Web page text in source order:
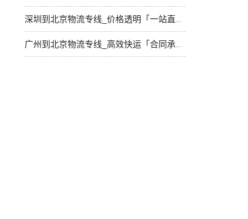
深圳到北京物流专线_价格透明「一站直达」
广州到北京物流专线_高效快运「合同承运」